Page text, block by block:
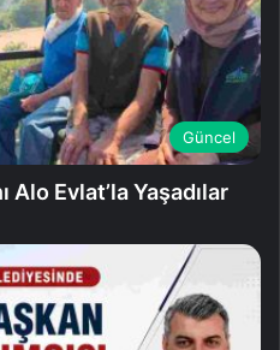
Güncel
Alo Evlat’la Yaşadılar